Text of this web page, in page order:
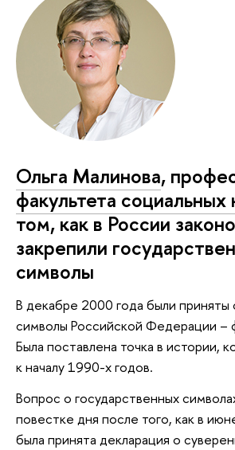
Ольга Малинова,
факультета социальных
том, как в России
закрепили
символы
В декабре 2000 года были приняты
символы Российской Федерации –
Была поставлена точка в истории,
к началу 1990-х годов.
Вопрос о государственных
повестке дня после того, как в
была принята декларация о